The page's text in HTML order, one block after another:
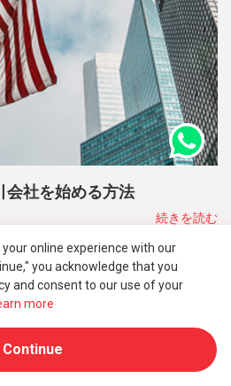
会社を始める方法
続きを読む
online experience with our
you acknowledge that you
and consent to our use of your
more
Continue